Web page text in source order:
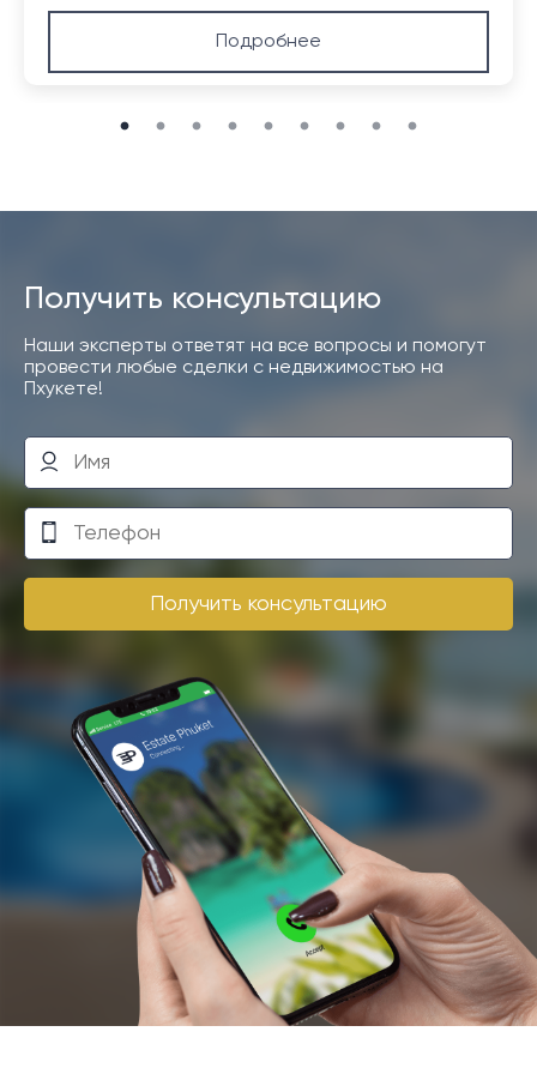
Подробнее
Получить консультацию
Наши эксперты ответят на все вопросы и помогут
провести любые сделки с недвижимостью на
Пхукете!
Получить консультацию